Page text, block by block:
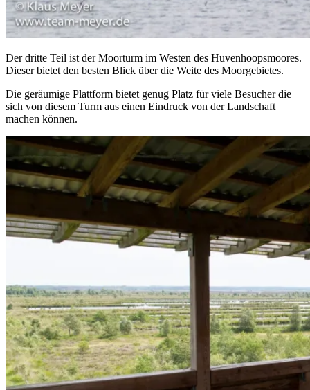
Der dritte Teil ist der Moorturm im Westen des Huvenhoopsmoores.
Dieser bietet den besten Blick über die Weite des Moorgebietes.
Die geräumige Plattform bietet genug Platz für viele Besucher die
sich von diesem Turm aus einen Eindruck von der Landschaft
machen können.